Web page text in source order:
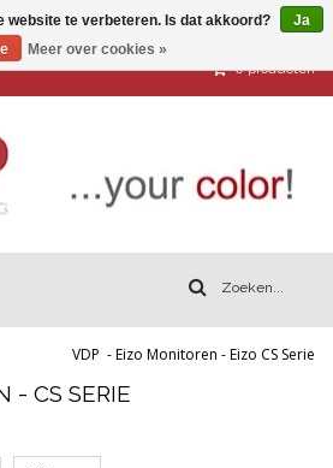
0 producten
VDP -Eizo Monitoren -Eizo CS Serie
- CS SERIE
website te verbeteren. Is dat akkoord?
Ja
Meer over cookies »